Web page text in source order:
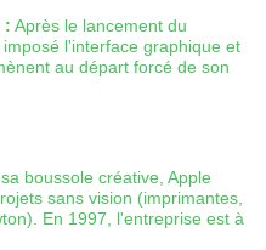
: Après le lancement du
l'interface graphique et
au départ forcé de son
boussole créative, Apple
sans vision (imprimantes,
En 1997, l'entreprise est à